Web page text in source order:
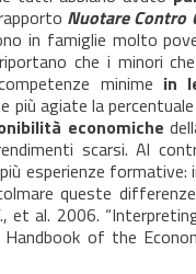
Nuotare Contro
in famiglie molto
che i minori
minime in
più agiate la
economiche
scarsi. Al
esperienze formative:
queste
et al. 2006.
Handbook of the